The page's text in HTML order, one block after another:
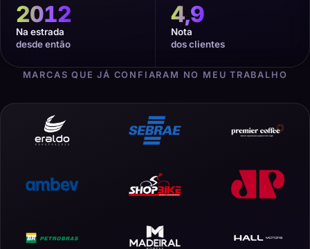
2012
Na estrada
desde então
4,9
Nota
dos clientes
MARCAS QUE JÁ CONFIARAM NO MEU TRABALHO